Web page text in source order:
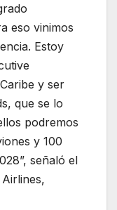
eso vinimos
Estoy
y ser
que se lo
podremos
y 100
señaló el